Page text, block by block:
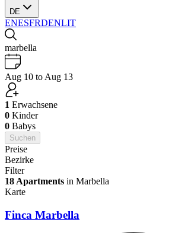
DE
ENESFRDENLIT
marbella
Aug 10 to Aug 13
1 Erwachsene
0 Kinder
0 Babys
Suchen
Preise
Bezirke
Filter
18 Apartments in Marbella
Karte
Finca Marbella